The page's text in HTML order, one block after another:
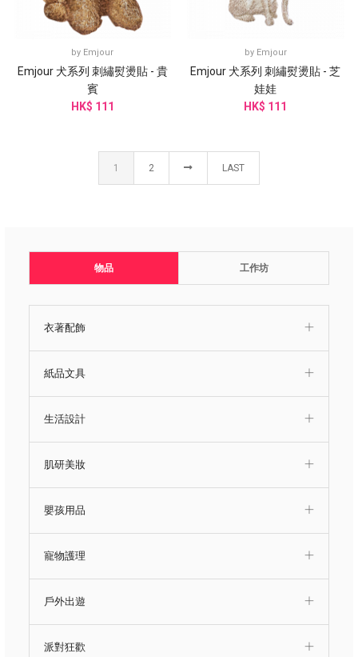
物品 工作坊
衣著配飾
紙品文具
生活設計
肌研美妝
嬰孩用品
寵物護理
戶外出遊
派對狂歡
by Emjour
Emjour 犬系列 刺繡熨燙貼 - 貴
賓
HK$ 111
by Emjour
Emjour 犬系列 刺繡熨燙貼 - 芝
娃娃
HK$ 111
1 2 LAST